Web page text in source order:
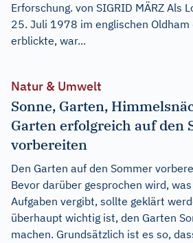
Erforschung. von SIGRID MÄRZ Als
25. Juli 1978 im englischen Oldham
erblickte, war...
Natur & Umwelt
Sonne, Garten,
Garten erfolgreich auf den
vorbereiten
Den Garten auf den Sommer
Bevor darüber gesprochen wird,
Aufgaben vergibt, sollte geklärt
überhaupt wichtig ist, den Garten
machen. Grundsätzlich ist es so,